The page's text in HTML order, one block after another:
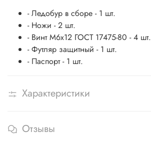
- Ледобур в сборе - 1 шт.
- Ножи - 2 шт.
- Винт М6х12 ГОСТ 17475-80 - 4 шт.
- Футляр защитный - 1 шт.
- Паспорт - 1 шт.
Характеристики
Отзывы